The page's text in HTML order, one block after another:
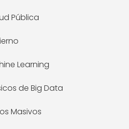
Pública
Learning
de Big Data
Masivos